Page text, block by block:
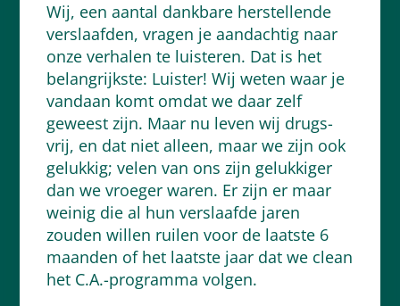
Wij, een aantal dankbare herstellende
verslaafden, vragen je aandachtig naar
onze verhalen te luisteren. Dat is het
belangrijkste: Luister! Wij weten waar je
vandaan komt omdat we daar zelf
geweest zijn. Maar nu leven wij drugs-
vrij, en dat niet alleen, maar we zijn ook
gelukkig; velen van ons zijn gelukkiger
dan we vroeger waren. Er zijn er maar
weinig die al hun verslaafde jaren
zouden willen ruilen voor de laatste 6
maanden of het laatste jaar dat we clean
het C.A.-programma volgen.